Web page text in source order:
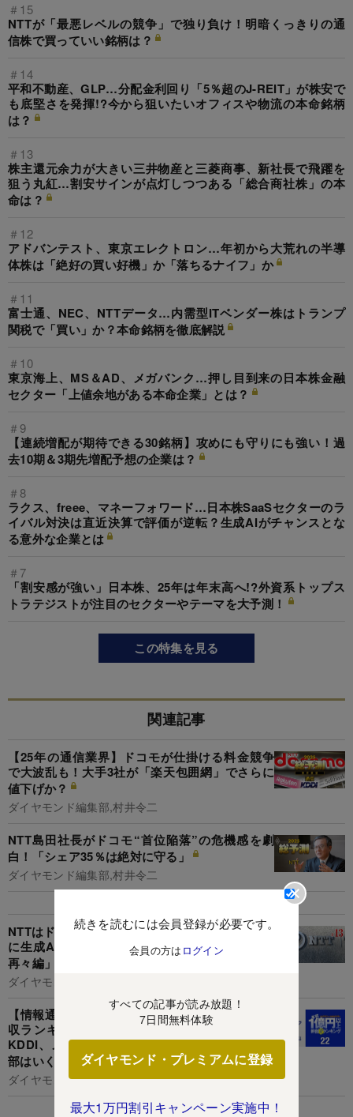
続きを読むには会員登録が必要です。
会員の方は ログイン
すべての記事が読み放題！
7日間無料体験
ダイヤモンド・プレミアムに登録
最大1万円割引キャンペーン実施中！
＃15
NTTが「最悪レベルの競争」で独り負け！明暗くっきりの通
信株で買っていい銘柄は？
＃14
平和不動産、GLP…分配金利回り「5％超のJ-REIT」が株安で
も底堅さを発揮!?今から狙いたいオフィスや物流の本命銘柄
は？
＃13
株主還元余力が大きい三井物産と三菱商事、新社長で飛躍を
狙う丸紅…割安サインが点灯しつつある「総合商社株」の本
命は？
＃12
アドバンテスト、東京エレクトロン…年初から大荒れの半導
体株は「絶好の買い好機」か「落ちるナイフ」か
＃11
富士通、NEC、NTTデータ…内需型ITベンダー株はトランプ
関税で「買い」か？本命銘柄を徹底解説
＃10
東京海上、MS＆AD、メガバンク…押し目到来の日本株金融
セクター「上値余地がある本命企業」とは？
＃9
【連続増配が期待できる30銘柄】攻めにも守りにも強い！過
去10期＆3期先増配予想の企業は？
＃8
ラクス、freee、マネーフォワード…日本株SaaSセクターのラ
イバル対決は直近決算で評価が逆転？生成AIがチャンスとな
る意外な企業とは
＃7
「割安感が強い」日本株、25年は年末高へ!?外資系トップス
トラテジストが注目のセクターやテーマを大予測！
この特集を見る
関連記事
【25年の通信業界】ドコモが仕掛ける料金競争
で大波乱も！大手3社が「楽天包囲網」でさらに
値下げか？
ダイヤモンド編集部,村井令二
NTT島田社長がドコモ“首位陥落”の危機感を劇
白！「シェア35％は絶対に守る」
ダイヤモンド編集部,村井令二
NTTはドコモも東西も通信事業が低迷…脱・苦境
に生成AIへ巨額投資も、財務悪化で「グループ
再々編」の火種再燃
ダイヤモンド編集部,村井令二
【情報通信91人】1億円以上稼ぐ取締役・実名年
収ランキング！ソフトバンク系の圧勝…NTT、
KDDI、メルカリ、野村総研、KADOKAWAの幹
部はいくらもらってる？
ダイヤモンド編集部,清水理裕